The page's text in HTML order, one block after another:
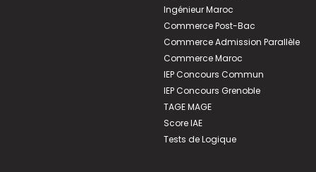
Ingénieur Maroc
Commerce Post-Bac
Commerce Admission Parallèle
Commerce Maroc
IEP Concours Commun
IEP Concours Grenoble
TAGE MAGE
Score IAE
Tests de Logique